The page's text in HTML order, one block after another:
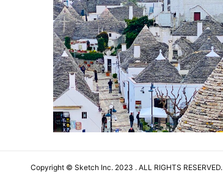
Copyright © Sketch Inc. 2023 . ALL RIGHTS RESERVED.